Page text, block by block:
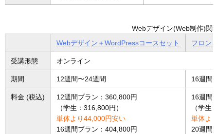
Webデザイン(Web制作)関
Webデザイン＋WordPressコースセット
フロン
受講形態 オンライン
期間 12週間〜24週間 16週間
料金 (税込)
12週間プラン：360,800円
（学生：316,800円）
単体より44,000円安い
16週間プラン：404,800円
16週間
（学生
単体よ
20週間